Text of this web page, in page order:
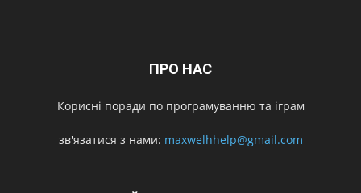
ПРО НАС
Корисні поради по програмуванню та іграм
зв'язатися з нами: maxwelhhelp@gmail.com